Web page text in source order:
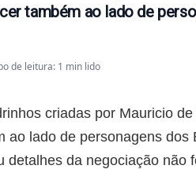
também ao lado de
de leitura: 1 min lido
criadas por Mauricio
ao lado de personagens dos
detalhes da negociação não